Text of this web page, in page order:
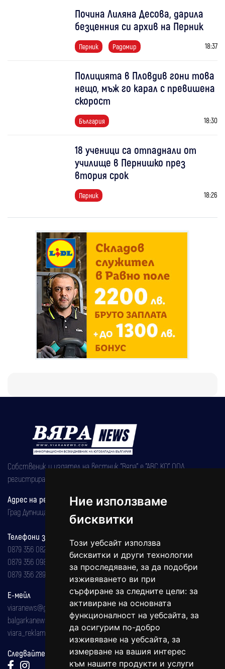
Ние използваме
бисквитки
Този уебсайт използва
бисквитки и други технологии
за проследяване, за да подобри
изживяването ви при
сърфиране за следните цели: за
активиране на основната
функционалност на уебсайта, за
да осигурим по-добро
изживяване на уебсайта, за
измерване на вашия интерес
към нашите продукти и услуги
Почина Лиляна Десова, дарила
безценния си архив на Перник
Перник Радомир 18:37
Полицията в Пловдив гони това
нещо, мъж го карал с превишена
скорост
България 18:30
18 ученици са отпаднали от
училище в Пернишко през
втория срок
Перник 18:26
Собственик и издател на вестник "Вяра" е "АВС КО" ООД,
регистрирана на 08.05.2002 година.
Адрес на редакцията
Град Дупница, ул.''Христо Ботев" 43
Телефони за реклама и абонаменти
0879 356 082
0879 356 098
0879 356 289
Е-мейл
viaranews@gmail.com
balgarkanews@gmail.com
viara_reklama@mail.bg
Следвайте ни: